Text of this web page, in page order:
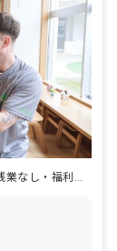
あなたの笑顔が子どもの未来を育む！残業なし・福利厚生充実の保育園